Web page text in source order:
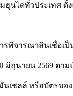
นไดทั่วประเทศ ตั้
รพิจารณาสินเชื่อเ
มิถุนายน 2569 ตา
เชลล์ หรือบัตรข